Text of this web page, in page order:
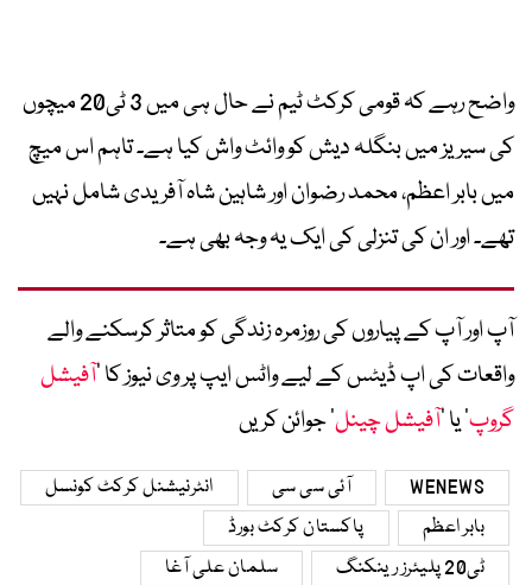
واضح رہے کہ قومی کرکٹ ٹیم نے حال ہی میں 3 ٹی20 میچوں
کی سیریز میں بنگلہ دیش کو وائٹ واش کیا ہے۔ تاہم اس میچ
میں بابر اعظم، محمد رضوان اور شاہین شاہ آفریدی شامل نہیں
تھے۔ اور ان کی تنزلی کی ایک یہ وجہ بھی ہے۔
آپ اور آپ کے پیاروں کی روزمرہ زندگی کو متاثر کرسکنے والے
واقعات کی اپ ڈیٹس کے لیے واٹس ایپ پر وی نیوز کا ’آفیشل
گروپ‘ یا ’آفیشل چینل‘ جوائن کریں
WENEWS آئی سی سی
انٹرنیشنل کرکٹ کونسل
بابر اعظم
پاکستان کرکٹ بورڈ
ٹی20 پلیئرز رینکنگ
سلمان علی آغا